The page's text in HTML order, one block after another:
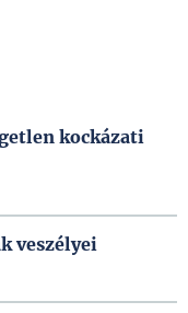
kockázati
veszélyei